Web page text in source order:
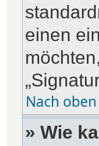
einen
Nach oben
» Wie